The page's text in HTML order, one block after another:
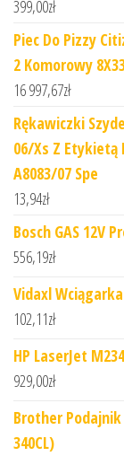
399,00zł
Piec Do Pizzy
2 Komorowy
16 997,67zł
Rękawiczki
06/Xs Z Etykietą
A8083/07 Spe
13,94zł
Bosch GAS 12V
556,19zł
Vidaxl
102,11zł
HP LaserJet
929,00zł
Brother
340CL)